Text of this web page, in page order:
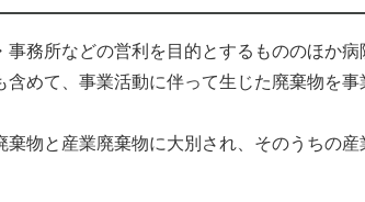
務所などの営利を目的とするもののほか病
含めて、事業活動に伴って生じた廃棄物を
物と産業廃棄物に大別され、そのうちの産